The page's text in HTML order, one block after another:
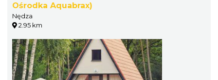
Ośrodka Aquabrax)
Nędza
2.95 km